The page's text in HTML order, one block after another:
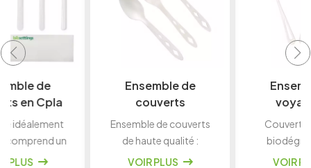
Ensemble de
couverts
compostables
CPLA écologiques
Ensemble de couverts
de haute qualité :
durable et robuste,
Ensemble de
couverts en
Couverts en CPLA
biodégradables :
fabriqués à partir de